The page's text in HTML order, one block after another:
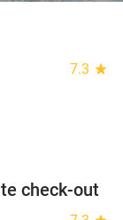
7.3 star
check-out